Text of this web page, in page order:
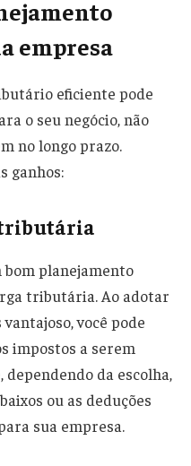
empresa
eficiente pode
o seu negócio, não
no longo prazo.
ganhos:
tributária
planejamento
tributária. Ao adotar
você pode
impostos a serem
dependendo da escolha,
ou as deduções
sua empresa.